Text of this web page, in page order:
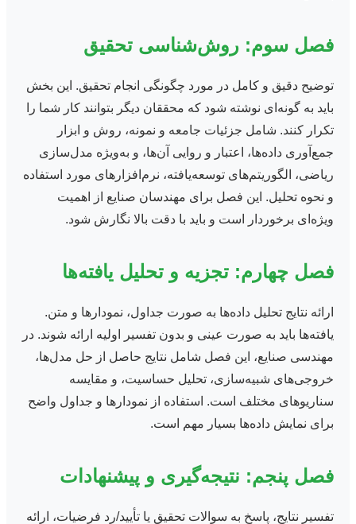
فصل سوم: روش‌شناسی تحقیق
توضیح دقیق و کامل در مورد چگونگی انجام تحقیق. این بخش
باید به گونه‌ای نوشته شود که محققان دیگر بتوانند کار شما را
تکرار کنند. شامل جزئیات جامعه و نمونه، روش و ابزار
جمع‌آوری داده‌ها، اعتبار و روایی آن‌ها، و به‌ویژه مدل‌سازی
ریاضی، الگوریتم‌های توسعه‌یافته، نرم‌افزارهای مورد استفاده
و نحوه تحلیل. این فصل برای مهندسان صنایع از اهمیت
ویژه‌ای برخوردار است و باید با دقت بالا نگارش شود.
فصل چهارم: تجزیه و تحلیل یافته‌ها
ارائه نتایج تحلیل داده‌ها به صورت جداول، نمودارها و متن.
یافته‌ها باید به صورت عینی و بدون تفسیر اولیه ارائه شوند. در
مهندسی صنایع، این فصل شامل نتایج حاصل از حل مدل‌ها،
خروجی‌های شبیه‌سازی، تحلیل حساسیت، و مقایسه
سناریوهای مختلف است. استفاده از نمودارها و جداول واضح
برای نمایش داده‌ها بسیار مهم است.
فصل پنجم: نتیجه‌گیری و پیشنهادات
تفسیر نتایج، پاسخ به سوالات تحقیق یا تأیید/رد فرضیات، ارائه